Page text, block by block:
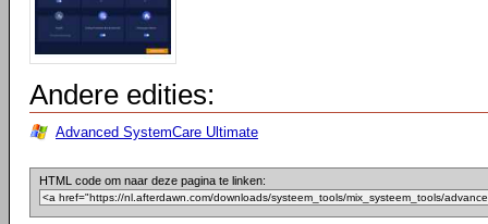
Andere edities:
Advanced SystemCare Ultimate
HTML code om naar deze pagina te linken: